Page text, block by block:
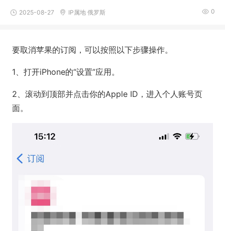
2025-08-27 IP属地 俄罗斯 0
要取消苹果的订阅，可以按照以下步骤操作。
1、打开iPhone的“设置”应用。
2、滚动到顶部并点击你的Apple ID，进入个人账号页
面。